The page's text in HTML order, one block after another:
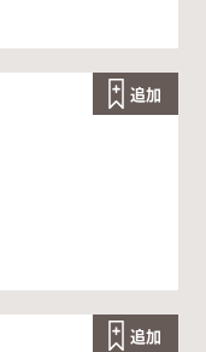
追加
追加